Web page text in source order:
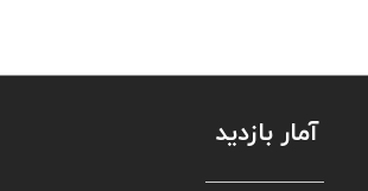
آمار بازدید